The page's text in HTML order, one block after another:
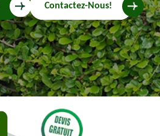
Contactez-Nous!